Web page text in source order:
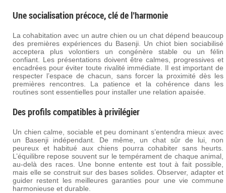
Une socialisation précoce, clé de l’harmonie
La cohabitation avec un autre chien ou un chat dépend beaucoup
des premières expériences du Basenji. Un chiot bien sociabilisé
acceptera plus volontiers un congénère stable ou un félin
confiant. Les présentations doivent être calmes, progressives et
encadrées pour éviter toute rivalité immédiate. Il est important de
respecter l’espace de chacun, sans forcer la proximité dès les
premières rencontres. La patience et la cohérence dans les
routines sont essentielles pour installer une relation apaisée.
Des profils compatibles à privilégier
Un chien calme, sociable et peu dominant s’entendra mieux avec
un Basenji indépendant. De même, un chat sûr de lui, non
peureux et habitué aux chiens pourra cohabiter sans heurts.
L’équilibre repose souvent sur le tempérament de chaque animal,
au-delà des races. Une bonne entente est tout à fait possible,
mais elle se construit sur des bases solides. Observer, adapter et
guider restent les meilleures garanties pour une vie commune
harmonieuse et durable.